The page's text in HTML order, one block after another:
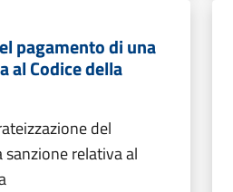
pagamento di una
al Codice della
del
relativa al